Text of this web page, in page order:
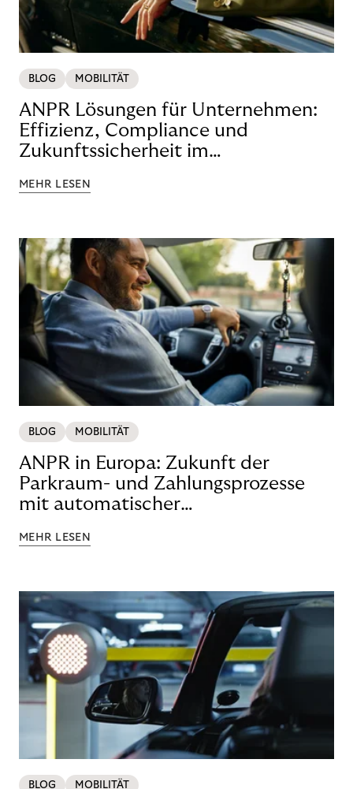
BLOG MOBILITÄT
ANPR Lösungen für Unternehmen:
Effizienz, Compliance und
Zukunftssicherheit im
MEHR LESEN
BLOG MOBILITÄT
ANPR in Europa: Zukunft der
Parkraum- und Zahlungsprozesse
mit automatischer
MEHR LESEN
BLOG MOBILITÄT